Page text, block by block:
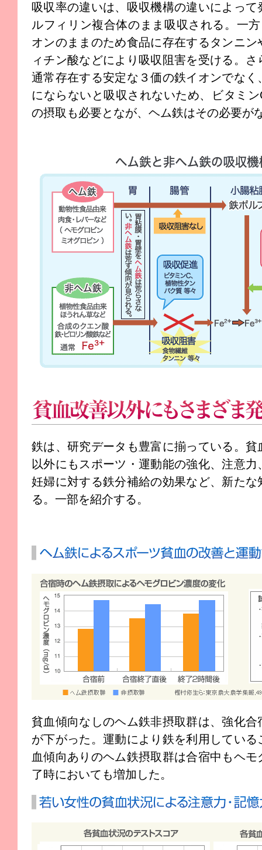
吸収率の違いは、吸収機構の違いによっ
ルフィリン複合体のまま吸収される。一
オンのままのため食品に存在するタンニ
ィチン酸などにより吸収阻害を受ける。
通常存在する安定な３価の鉄イオンでな
にならないと吸収されないため、ビタミ
の摂取も必要となが、ヘム鉄はその必要が
鉄は、研究データも豊富に揃っている。
以外にもスポーツ・運動能の強化、注意
妊婦に対する鉄分補給の効果など、新た
る。一部を紹介する。
貧血傾向なしのヘム鉄非摂取群は、強化
が下がった。運動により鉄を利用してい
血傾向ありのヘム鉄摂取群は合宿中もヘ
了時においても増加した。